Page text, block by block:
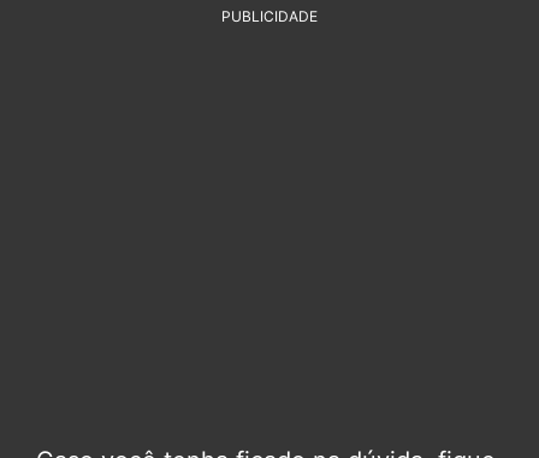
PUBLICIDADE